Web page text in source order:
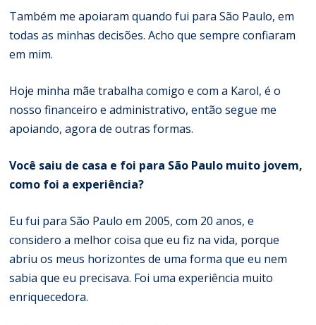
Também me apoiaram quando fui para São Paulo, em
todas as minhas decisões. Acho que sempre confiaram
em mim.
Hoje minha mãe trabalha comigo e com a Karol, é o
nosso financeiro e administrativo, então segue me
apoiando, agora de outras formas.
Você saiu de casa e foi para São Paulo muito jovem,
como foi a experiência?
Eu fui para São Paulo em 2005, com 20 anos, e
considero a melhor coisa que eu fiz na vida, porque
abriu os meus horizontes de uma forma que eu nem
sabia que eu precisava. Foi uma experiência muito
enriquecedora.